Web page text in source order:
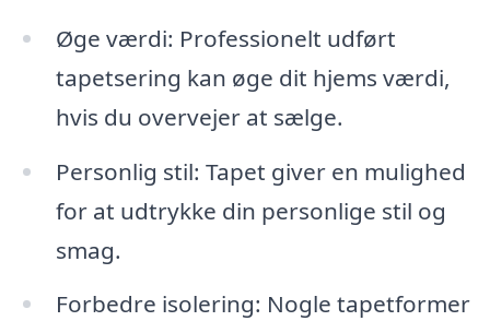
Øge værdi: Professionelt udført
tapetsering kan øge dit hjems værdi,
hvis du overvejer at sælge.
Personlig stil: Tapet giver en mulighed
for at udtrykke din personlige stil og
smag.
Forbedre isolering: Nogle tapetformer